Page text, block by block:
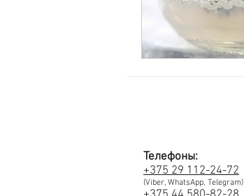
Телефоны:
+375 29 112-24-72
(Viber, WhatsApp, Telegram)